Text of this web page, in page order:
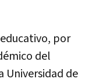
educativo, por
émico del
Universidad de